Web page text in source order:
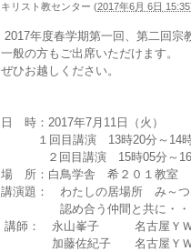
キリスト教センター (2017年6月 6日 15:35
2017年度春学期第一回、第二回宗
一般の方もご出席いただけます。
ぜひお越しください。
日 時：2017年7月11日（火）
１回目講演 13時20分～14時
２回目講演 15時05分～16
場 所：白鳥学舎 希２０１教室
講演題： わたしの居場所 み～つ
認め合う仲間と共に・・・
講師： 永山峯子 名古屋ＹＷ
加藤佐紀子 名古屋ＹＷＣＡ